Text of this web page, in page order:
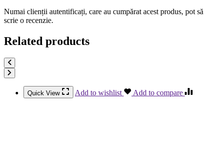
Numai clienții autentificați, care au cumpărat acest produs, pot să
scrie o recenzie.
Related products
Quick View Add to wishlist Add to compare